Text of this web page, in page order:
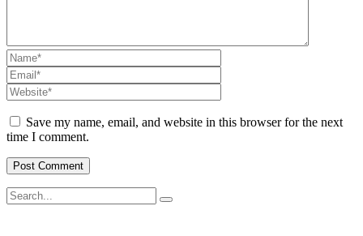
Save my name, email, and website in this browser for the next
time I comment.